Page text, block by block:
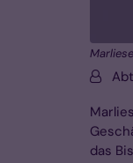
Von:
das